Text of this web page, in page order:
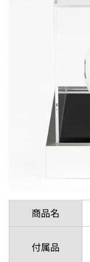
商品名
付属品